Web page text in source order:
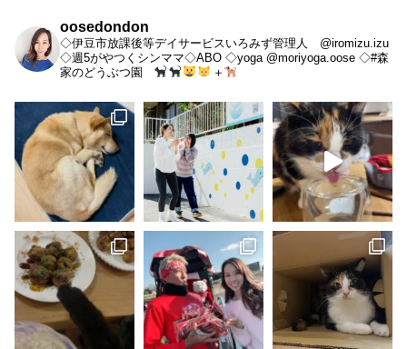
oosedondon
◇伊豆市放課後等デイサービスいろみず管理人 @iromizu.izu
◇週5がやつくシンママ◇ABO ◇yoga @moriyoga.oose ◇#森
家のどうぶつ園
＋